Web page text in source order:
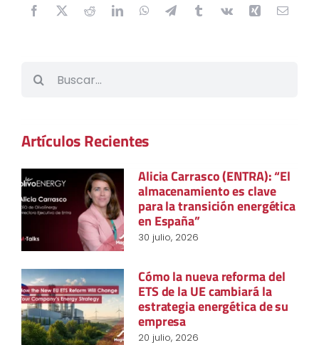
Artículos Recientes
Alicia Carrasco (ENTRA): “El
almacenamiento es clave
para la transición energética
en España”
30 julio, 2026
Cómo la nueva reforma del
ETS de la UE cambiará la
estrategia energética de su
empresa
20 julio, 2026